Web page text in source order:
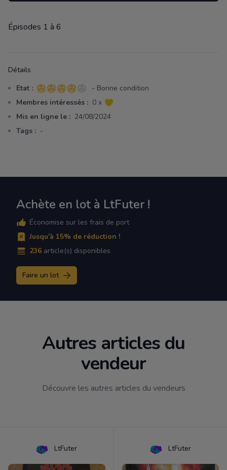
Description
Épisodes 1 à 6
Détails
Etat : 4 sur 5 étoiles
- Bonne condition
Membres intéressés : 0 x
Mis en ligne le : 24/08/2024
Tags : -
Achète en lot à LtFuter !
Économise sur les frais de port
Jusqu'à 15% de réduction !
236 article(s) disponibles
Faire un lot
Autres articles du
vendeur
Découvre les autres articles du vendeurs
LtFuter LtFuter